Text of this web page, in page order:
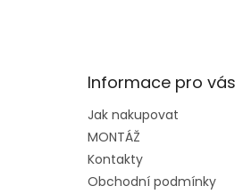
Informace pro vás
Jak nakupovat
MONTÁŽ
Kontakty
Obchodní podmínky